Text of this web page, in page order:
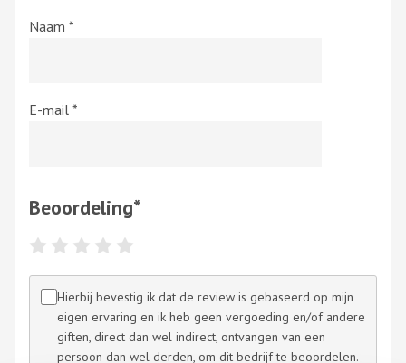
Naam *
E-mail *
Beoordeling*
Hierbij bevestig ik dat de review is gebaseerd op mijn
eigen ervaring en ik heb geen vergoeding en/of andere
giften, direct dan wel indirect, ontvangen van een
persoon dan wel derden, om dit bedrijf te beoordelen.